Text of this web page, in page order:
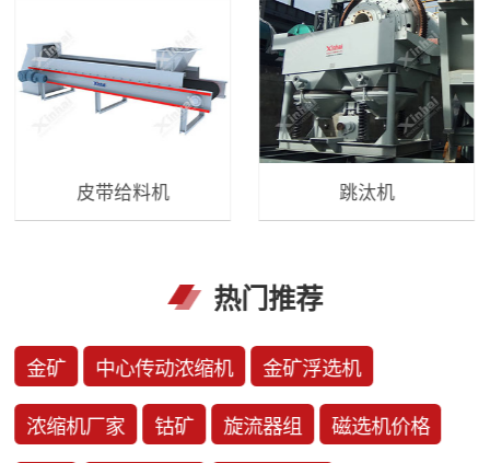
皮带给料机 跳汰机
热门推荐
金矿 中心传动浓缩机 金矿浮选机
浓缩机厂家 钴矿 旋流器组 磁选机价格